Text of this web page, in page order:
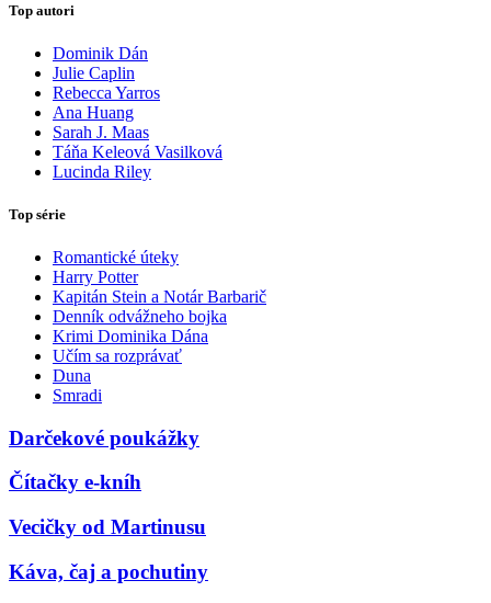
Top autori
Dominik Dán
Julie Caplin
Rebecca Yarros
Ana Huang
Sarah J. Maas
Táňa Keleová Vasilková
Lucinda Riley
Top série
Romantické úteky
Harry Potter
Kapitán Stein a Notár Barbarič
Denník odvážneho bojka
Krimi Dominika Dána
Učím sa rozprávať
Duna
Smradi
Darčekové poukážky
Čítačky e-kníh
Vecičky od Martinusu
Káva, čaj a pochutiny